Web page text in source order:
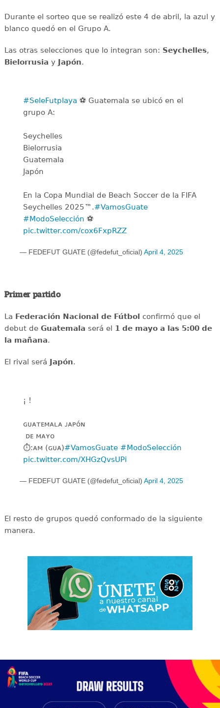
Durante el sorteo que se realizó este 4 de abril, la azul y
blanco quedó en el Grupo A.
Las otras selecciones que lo integran son: Seychelles,
Bielorrusia y Japón.
#SeleFutplaya ⚽️ Guatemala se ubicó en el
grupo A:
Seychelles
Bielorrusia
Guatemala
Japón
En la Copa Mundial de Beach Soccer de la FIFA
Seychelles 2025™.#VamosGuate
#ModoSelección ⚽️
pic.twitter.com/cox6FxpRZZ
— FEDEFUT GUATE (@fedefut_oficial) April 4, 2025
Primer partido
La Federación Nacional de Fútbol confirmó que el
debut de Guatemala será el 1 de mayo a las 5:00 de
la mañana.
El rival será Japón.
¡ !
ɢᴜᴀᴛᴇᴍᴀʟᴀ ᴊᴀᴘᴏ́ɴ
️ ᴅᴇ ᴍᴀʏᴏ
⏱️:ᴀᴍ (ɢᴜᴀ)#VamosGuate #ModoSelección
pic.twitter.com/XHGzQvsUPi
— FEDEFUT GUATE (@fedefut_oficial) April 4, 2025
El resto de grupos quedó conformado de la siguiente
manera.